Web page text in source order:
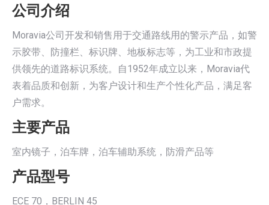
公司介绍
Moravia公司开发和销售用于交通路线用的警示产品，如警
示胶带、防撞栏、标识牌、地板标志等，为工业和市政提
供领先的道路标识系统。自1952年成立以来，Moravia代
表着品质和创新，为客户设计和生产个性化产品，满足客
户需求。
主要产品
室内镜子，泊车牌，泊车辅助系统，防滑产品等
产品型号
ECE 70，BERLIN 45